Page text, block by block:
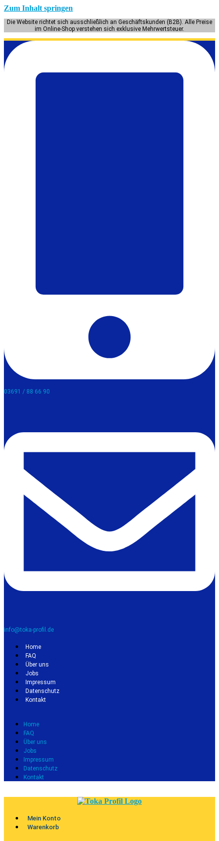
Zum Inhalt springen
Die Website richtet sich ausschließlich an Geschäftskunden (B2B). Alle Preise
im Online-Shop verstehen sich exklusive Mehrwertsteuer.
03691 / 88 66 90​
info@toka-profil.de
Home
FAQ
Über uns
Jobs
Impressum
Datenschutz
Kontakt
Home
FAQ
Über uns
Jobs
Impressum
Datenschutz
Kontakt
Mein Konto
Warenkorb